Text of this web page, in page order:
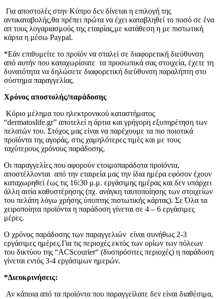
Για αποστολές στην Κύπρο δεν δίνεται η επιλογή της
αντικαταβολής,θα πρέπει πρώτα να έχει καταβληθεί το ποσό σε ένα
απ τους λογαριασμούς της εταιρίας,με κατάθεση η με πιστωτική
κάρτα η μέσω Paypal.
*Εάν επιθυμείτε το προϊόν να σταλεί σε διαφορετική διεύθυνση
από αυτήν που καταχωρίσατε τα προσωπικά σας στοιχεία, έχετε τη
δυνατότητα να δηλώσετε διαφορετική διεύθυνση παραλήπτη στο
σύστημα παραγγελίας.
Χρόνος αποστολής/παράδοσης
Κύριο μέλημα του ηλεκτρονικού καταστήματος
“dermatoslife.gr” αποτελεί η άρτια και γρήγορη εξυπηρέτηση των
πελατών του. Στόχος μας είναι να παρέχουμε τα πιο ποιοτικά
προϊόντα της αγοράς, στις χαμηλότερες τιμές και με τους
ταχύτερους χρόνους παράδοσης.
Οι παραγγελίες που αφορούν ετοιμοπαράδοτα προϊόντα,
αποστέλλονται από την εταιρεία μας την ίδια ημέρα εφόσον έχουν
καταχωρηθεί έως τις 16:30 μ.μ. εργάσιμης ημέρας και δεν υπάρχει
άλλη αιτία καθυστέρησης (πχ. ανάγκη ταυτοποίησης των στοιχείων
του πελάτη λόγω χρήσης ύποπτης πιστωτικής κάρτας). Σε Όλα τα
χειροποίητα προϊόντα η παράδοση γίνεται σε 4 – 6 εργάσιμες
μέρες.
Ο χρόνος παράδοσης των παραγγελιών είναι συνήθως 2-3
εργάσιμες ημέρες.Για τις περιοχές εκτός των ορίων των πόλεων
του δικτύου της “ACScourier“ (δυσπρόσιτες περιοχές) η παράδοση
γίνεται εντός 3-4 εργάσιμων ημερών.
*Διευκρινήσεις:
Αν κάποια από τα προϊόντα που παραγγείλατε δεν είναι διαθέσιμα,